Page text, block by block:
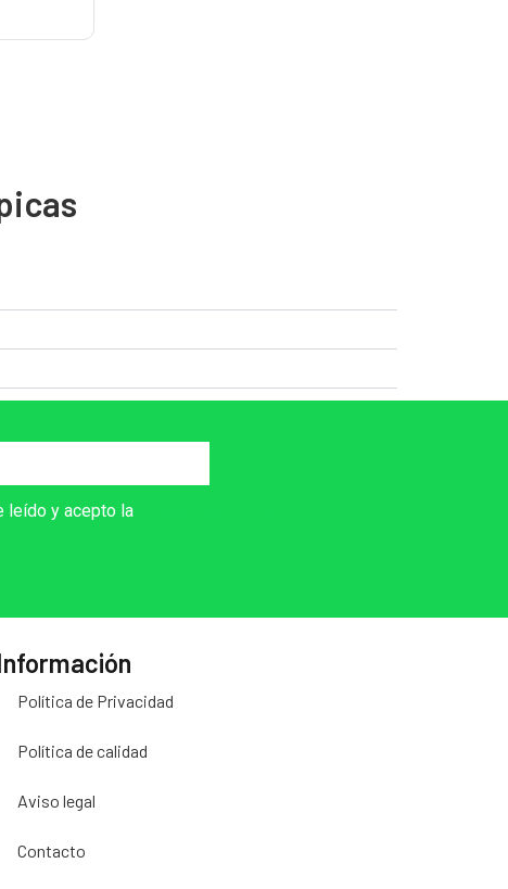
leído y acepto la
Política de Privacidad
Política de calidad
Aviso legal
Contacto